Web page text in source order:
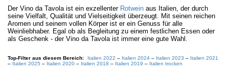
Der Vino da Tavola ist ein exzellenter Rotwein aus Italien, der durch
seine Vielfalt, Qualität und Vielseitigkeit überzeugt. Mit seinen reichen
Aromen und seinem vollen Körper ist er ein Genuss für alle
Weinliebhaber. Egal ob als Begleitung zu einem festlichen Essen oder
als Geschenk - der Vino da Tavola ist immer eine gute Wahl.
Top-Filter aus diesem Bereich: Italien 2022 – Italien 2024 – Italien 2023 – Italien 2021
– Italien 2025 – Italien 2020 – Italien 2018 – Italien 2019 – Italien trocken